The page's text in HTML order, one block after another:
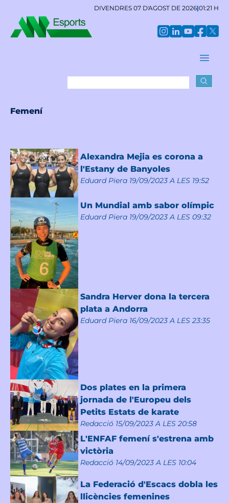
DIVENDRES 07 D'AGOST DE 2026|01:21 H
Femení
Alexandra Mejia es corona a
l'Estany de Banyoles
Eduard Piera 19/09/2023 A LES 19:52
Un Mundial amb sabor olímpic
Eduard Piera 19/09/2023 A LES 09:32
Sandra Herver dona la tercera
plata a Andorra
Eduard Piera 16/09/2023 A LES 23:35
Dos plates en la primera
jornada de l'Europeu dels
Petits Estats de karate
Redacció 15/09/2023 A LES 20:58
L'ENFAF femení s'estrena amb
victòria
Redacció 14/09/2023 A LES 10:04
La Federació d'Escacs dobla les
llicències femenines